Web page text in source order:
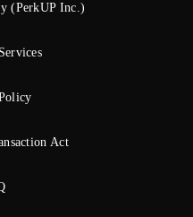
(PerkUP Inc.)
Act